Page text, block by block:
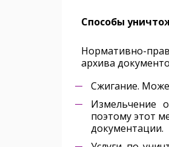
Способы
Нормативно-
архива
Сжигание.
Измельчение
поэтому этот
документации.